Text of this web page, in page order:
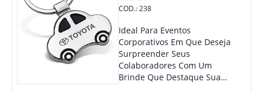
COD.:238
Ideal Para Eventos
Corporativos Em Que Deseja
Surpreender Seus
Colaboradores Com Um
Brinde Que Destaque Sua